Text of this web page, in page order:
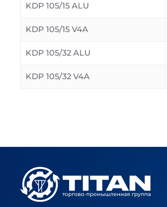
KDP 105/15 ALU
KDP 105/15 V4A
KDP 105/32 ALU
KDP 105/32 V4A